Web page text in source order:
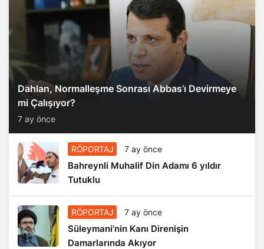
Dahlan, Normalleşme Sonrası Abbas’ı Devirmeye
mi Çalışıyor?
7 ay önce
RÖPORTAJ 7 ay önce
Bahreynli Muhalif Din Adamı 6 yıldır
Tutuklu
RÖPORTAJ 7 ay önce
Süleymani’nin Kanı Direnişin
Damarlarında Akıyor